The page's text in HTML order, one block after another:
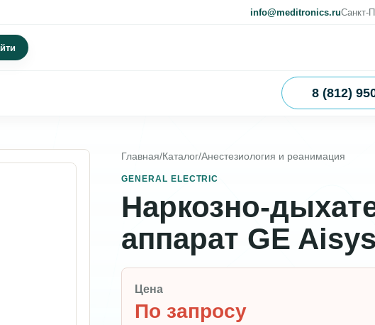
info@meditronics.ruСанкт-
8 (812)
Главная/Каталог/Анестезиология и реанимация
GENERAL ELECTRIC
Наркозно-
аппарат GE
Цена
По запросу